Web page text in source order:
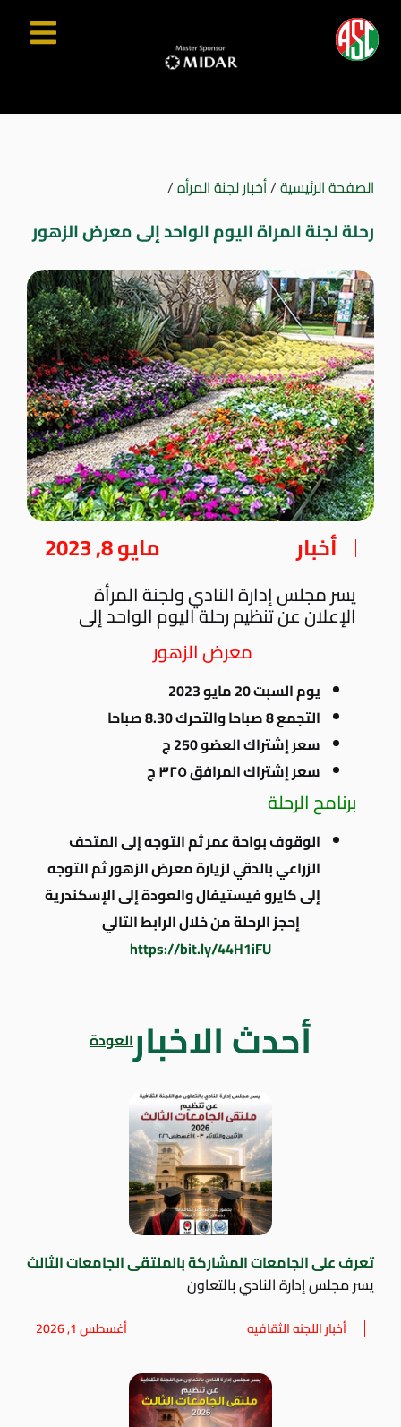
الصفحة الرئيسية/أخبار لجنة المرأه/
رحلة لجنة المراة اليوم الواحد إلى معرض الزهور
أخبار مايو 8, 2023
يسر مجلس إدارة النادي ولجنة المرأة
الإعلان عن تنظيم رحلة اليوم الواحد إلى
معرض الزهور
يوم السبت 20 مايو 2023
التجمع 8 صباحا والتحرك 8.30 صباحا
سعر إشتراك العضو 250 ج
سعر إشتراك المرافق ٣٢٥ ج
برنامح الرحلة
الوقوف بواحة عمر ثم التوجه إلى المتحف
الزراعي بالدقي لزيارة معرض الزهور ثم التوجه
إلى كايرو فيستيفال والعودة إلى الإسكندرية
إحجز الرحلة من خلال الرابط التالي
https://bit.ly/44H1iFU
أحدث الاخبارالعودة
تعرف على الجامعات المشاركة بالملتقى الجامعات الثالث
يسر مجلس إدارة النادي بالتعاون
أخبار اللجنه الثقافيه أغسطس 1, 2026